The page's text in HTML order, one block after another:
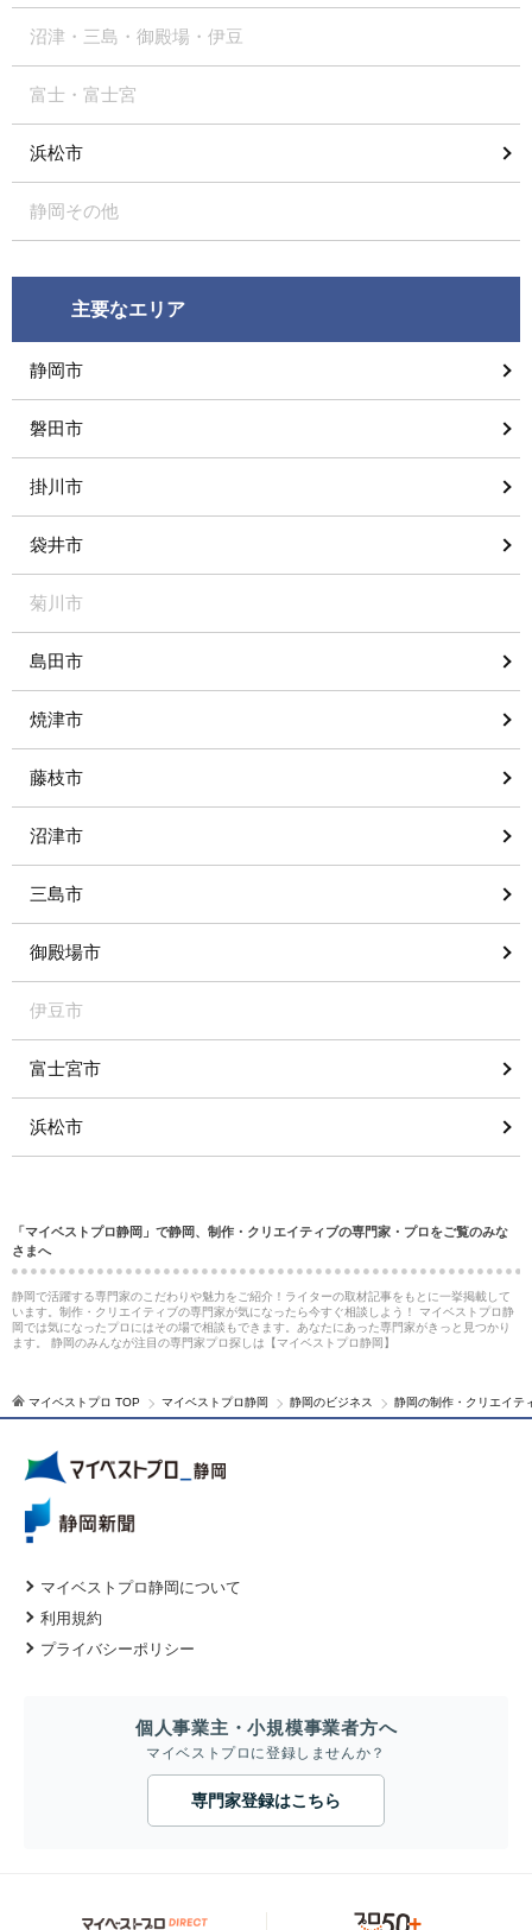
沼津・三島・御殿場・伊豆
富士・富士宮
浜松市
静岡その他
主要なエリア
静岡市
磐田市
掛川市
袋井市
菊川市
島田市
焼津市
藤枝市
沼津市
三島市
御殿場市
伊豆市
富士宮市
浜松市
「マイベストプロ静岡」で静岡、制作・クリエイティブの専門家・プロをご覧のみな
さまへ
静岡で活躍する専門家のこだわりや魅力をご紹介！ライターの取材記事をもとに一挙掲載して
います。制作・クリエイティブの専門家が気になったら今すぐ相談しよう！ マイベストプロ静
岡では気になったプロにはその場で相談もできます。あなたにあった専門家がきっと見つかり
ます。 静岡のみんなが注目の専門家プロ探しは【マイベストプロ静岡】
マイベストプロ TOP マイベストプロ静岡 静岡のビジネス 静岡の制作・クリエイテ
マイベストプロ静岡について
利用規約
プライバシーポリシー
個人事業主・小規模事業者方へ
マイベストプロに登録しませんか？
専門家登録はこちら